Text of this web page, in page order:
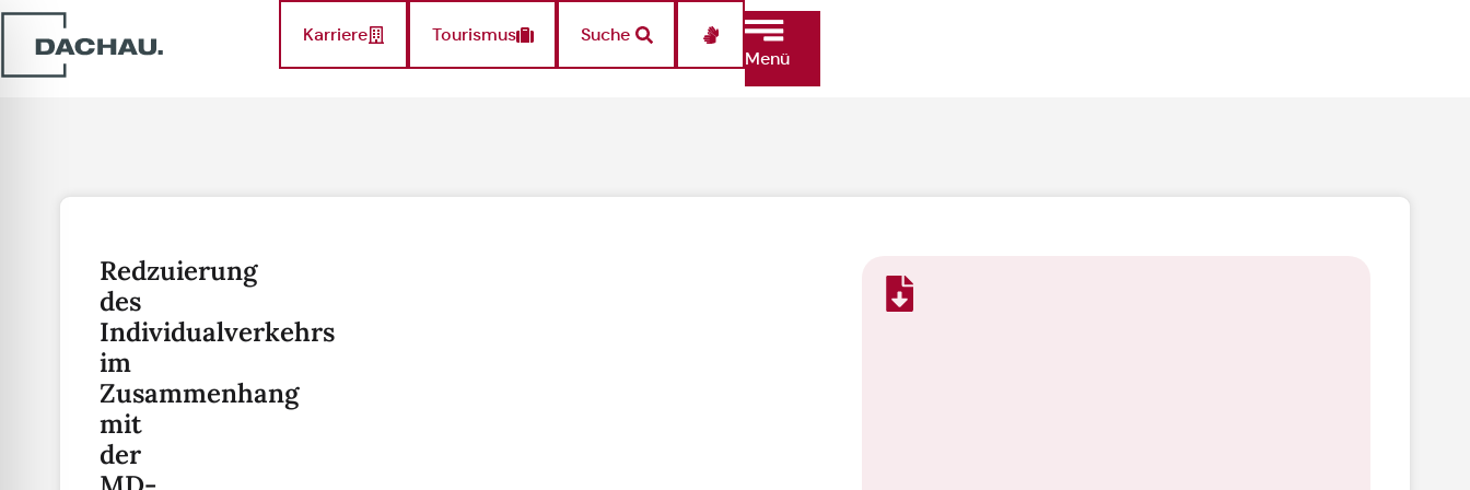
Karriere Tourismus
Suche
Menü
Redzuierung
des
Individualverkehrs
im
Zusammenhang
mit
der